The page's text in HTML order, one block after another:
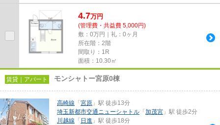
4.7万円
(管理費・共益費 5,000円)
敷：0万円｜礼：0ヶ月
所在階：2階
間取り：1R
面積：10.30㎡
賃貸｜アパート モンシャトー宮原0棟
高崎線 「 宮原 」駅 徒歩13分
埼玉新都市交通ニューシャトル 「 加茂宮 」駅 徒歩2分
川越線 「 日進 」駅 徒歩18分